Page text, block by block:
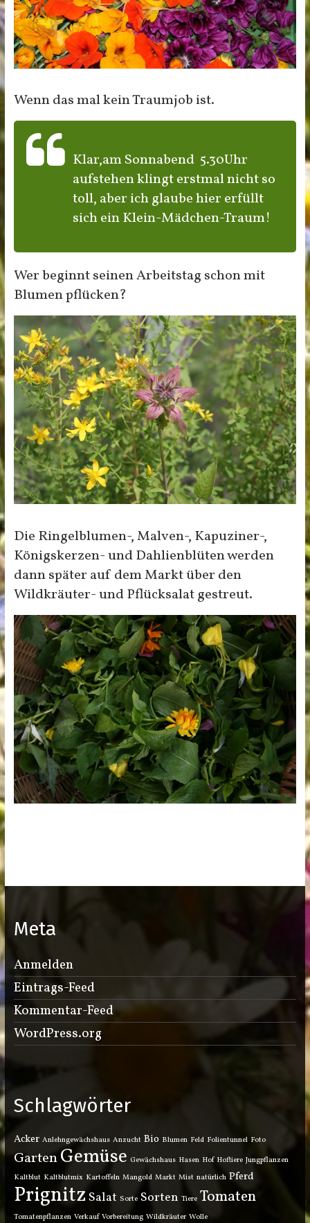
Wenn das mal kein Traumjob ist.
Klar,am Sonnabend 5.30Uhr
aufstehen klingt erstmal nicht so
toll, aber ich glaube hier erfüllt
sich ein Klein-Mädchen-Traum!
Wer beginnt seinen Arbeitstag schon mit
Blumen pflücken?
Die Ringelblumen-, Malven-, Kapuziner-,
Königskerzen- und Dahlienblüten werden
dann später auf dem Markt über den
Wildkräuter- und Pflücksalat gestreut.
Meta
Anmelden
Eintrags-Feed
Kommentar-Feed
WordPress.org
Schlagwörter
Acker Anlehngewächshaus Anzucht Bio Blumen Feld Folientunnel Foto
GartenGemüse Gewächshaus Hasen Hof Hoftiere Jungpflanzen
Kaltblut Kaltblutmix Kartoffeln Mangold Markt Mist natürlich Pferd
Prignitz Salat Sorte Sorten Tiere Tomaten
Tomatenpflanzen Verkauf Vorbereitung Wildkräuter Wolle